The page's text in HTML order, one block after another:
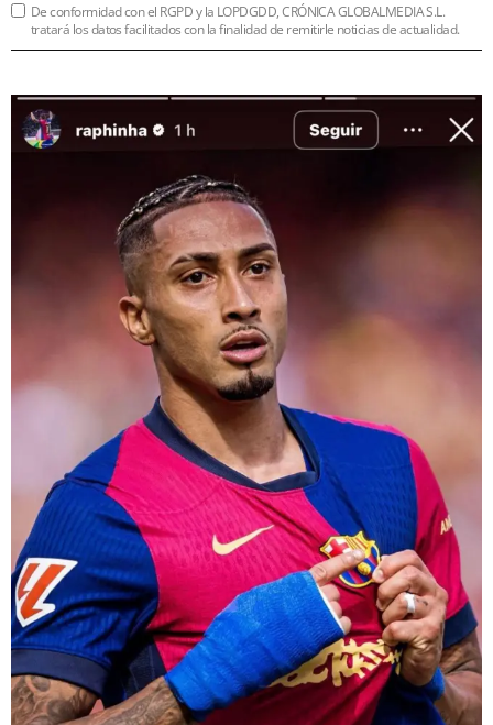
De conformidad con el RGPD y la LOPDGDD, CRÓNICA GLOBALMEDIA S.L.
tratará los datos facilitados con la finalidad de remitirle noticias de actualidad.